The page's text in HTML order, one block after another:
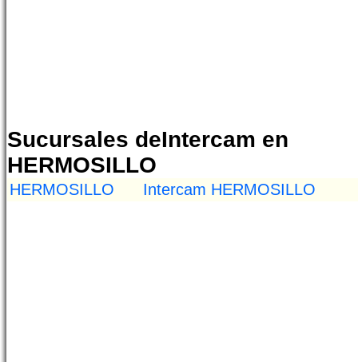
Sucursales deIntercam en
HERMOSILLO
HERMOSILLO Intercam HERMOSILLO